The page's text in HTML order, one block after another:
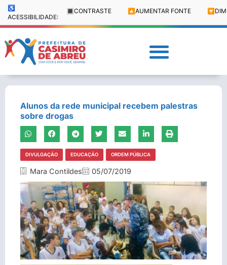
♿
ACESSIBILIDADE:
🔳 CONTRASTE 🔼 AUMENTAR FONTE 🔽
Alunos da rede municipal recebem palestras
sobre drogas
DIVULGAÇÃO EDUCAÇÃO ORDEM PÚBLICA
Mara Contildes 05/07/2019